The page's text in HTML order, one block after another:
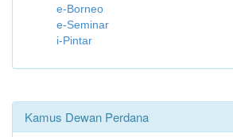
e-Borneo
e-Seminar
i-Pintar
Kamus Dewan Perdana